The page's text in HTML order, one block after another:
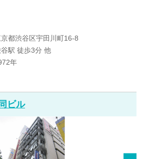
都渋谷区宇田川町16-8
駅 徒歩3分 他
年
ビル